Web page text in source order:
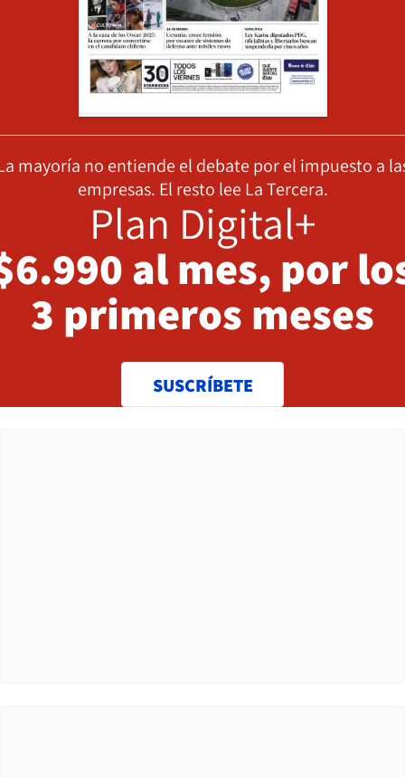
mayoría no entiende el debate por el impuesto a
empresas. El resto lee La Tercera.
Plan Digital+
al mes, por
3 primeros meses
SUSCRÍBETE